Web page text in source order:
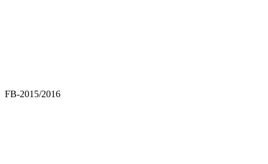
FB-2015/2016